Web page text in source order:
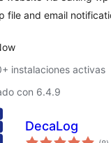
file and email
instalaciones activas
con 6.4.9
DecaLog